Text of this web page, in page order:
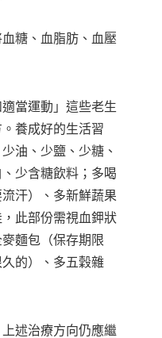
糖、血脂肪、血壓
適當運動」這些老生
養成好的生活習
油、少鹽、少糖、
少含糖飲料；多喝
汗）、多新鮮蔬果
，此部份需視血鉀狀
麵包（保存期限
的）、多五穀雜
述治療方向仍應繼